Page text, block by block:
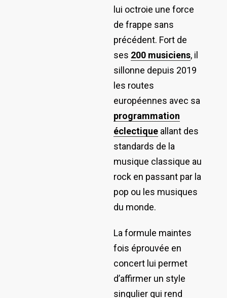
lui octroie une force
de frappe sans
précédent. Fort de
ses 200 musiciens, il
sillonne depuis 2019
les routes
européennes avec sa
programmation
éclectique allant des
standards de la
musique classique au
rock en passant par la
pop ou les musiques
du monde.
La formule maintes
fois éprouvée en
concert lui permet
d’affirmer un style
singulier qui rend